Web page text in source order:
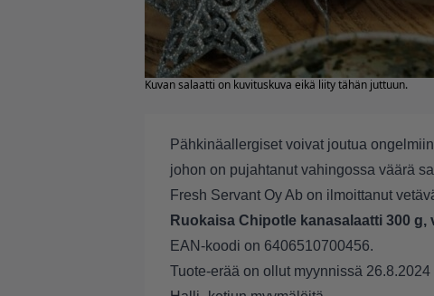
Kuvan salaatti on kuvituskuva eikä liity tähän juttuun.
Pähkinäallergiset voivat joutua
johon on pujahtanut vahingossa väärä
Fresh Servant Oy Ab on ilmoittanut
Ruokaisa Chipotle kanasalaatti 300
EAN-koodi on 6406510700456.
Tuote-erää on ollut myynnissä